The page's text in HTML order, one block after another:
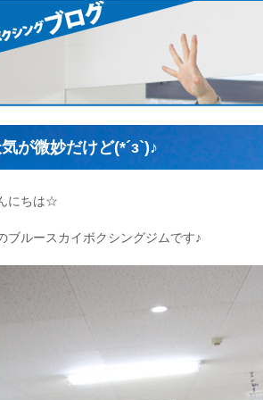
が微妙だけど(*´з`)♪
にちは☆
ブルースカイボクシングジムです♪